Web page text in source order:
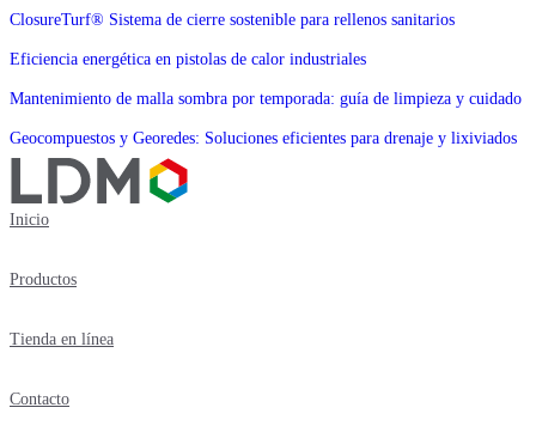
ClosureTurf® Sistema de cierre sostenible para rellenos sanitarios
Eficiencia energética en pistolas de calor industriales
Mantenimiento de malla sombra por temporada: guía de limpieza y cuidado
Geocompuestos y Georedes: Soluciones eficientes para drenaje y lixiviados
Inicio
Productos
Tienda en línea
Contacto